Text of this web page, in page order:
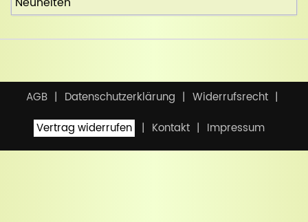
AGB Datenschutzerklärung
Widerrufsrecht
Vertrag widerrufen
Kontakt Impressum